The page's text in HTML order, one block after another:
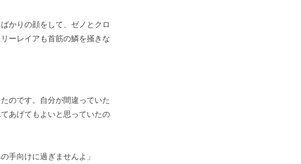
かりの顔をして、ゼノとクロ
ーレイアも首筋の鱗を掻きな
のです。自分が間違っていた
あげてもよいと思っていたの
手向けに過ぎませんよ」